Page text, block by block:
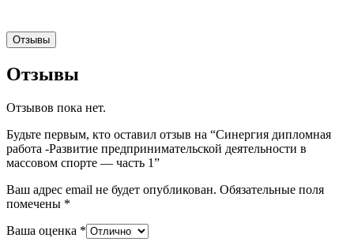
Отзывы
Отзывы
Отзывов пока нет.
Будьте первым, кто оставил отзыв на “Синергия дипломная
работа -Развитие предпринимательской деятельности в
массовом спорте — часть 1”
Ваш адрес email не будет опубликован. Обязательные поля
помечены *
Ваша оценка *